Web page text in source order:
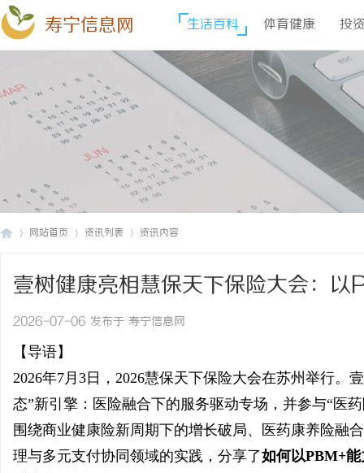
寿宁信息网 生活百科 体育健康 投
网站首页 资讯列表 资讯内容
壹树健康亮相慧保天下保险大会：
约闭环
2026-07-06 发布于 寿宁信息网
【导语】
2026年7月3日，2026慧保天下保险大会在苏州举行。
态”新引擎：医险融合下的服务驱动专场，并参与“医
围绕商业健康险新周期下的增长破局、医药康养险融
理与多元支付协同领域的实践，分享了如何以PBM+